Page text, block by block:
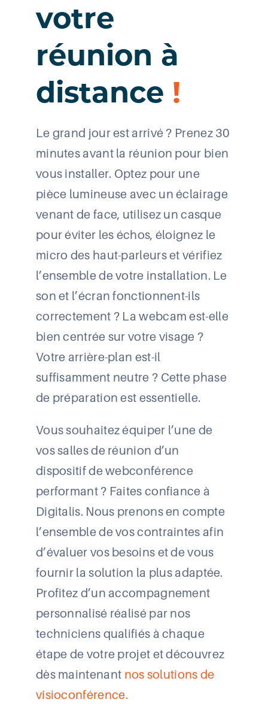
votre
réunion à
distance !
Le grand jour est arrivé ? Prenez 30
minutes avant la réunion pour bien
vous installer. Optez pour une
pièce lumineuse avec un éclairage
venant de face, utilisez un casque
pour éviter les échos, éloignez le
micro des haut-parleurs et vérifiez
l’ensemble de votre installation. Le
son et l’écran fonctionnent-ils
correctement ? La webcam est-elle
bien centrée sur votre visage ?
Votre arrière-plan est-il
suffisamment neutre ? Cette phase
de préparation est essentielle.
Vous souhaitez équiper l’une de
vos salles de réunion d’un
dispositif de webconférence
performant ? Faites confiance à
Digitalis. Nous prenons en compte
l’ensemble de vos contraintes afin
d’évaluer vos besoins et de vous
fournir la solution la plus adaptée.
Profitez d’un accompagnement
personnalisé réalisé par nos
techniciens qualifiés à chaque
étape de votre projet et découvrez
dès maintenant nos solutions de
visioconférence.